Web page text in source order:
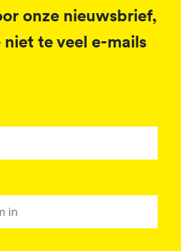
onze nieuwsbrief,
te veel e-mails